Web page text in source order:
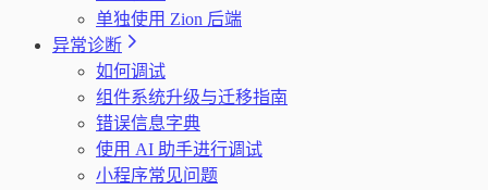
单独使用 Zion 后端
异常诊断
如何调试
组件系统升级与迁移指南
错误信息字典
使用 AI 助手进行调试
小程序常见问题